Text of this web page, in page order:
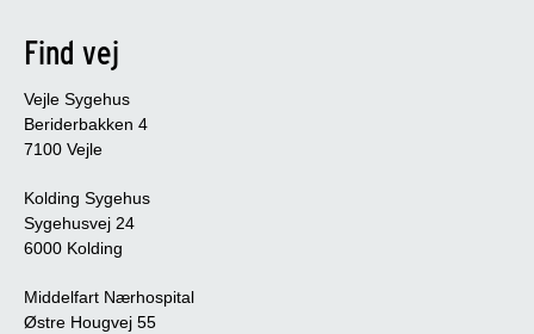
Find vej
Vejle Sygehus
Beriderbakken 4
7100 Vejle
Kolding Sygehus
Sygehusvej 24
6000 Kolding
Middelfart Nærhospital
Østre Hougvej 55